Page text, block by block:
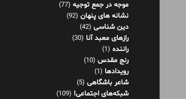
موجه در جمع توجیه (77)
نشانه های پنهان (92)
دین شناسی (42)
رازهای معبد آنا (30)
راننده (1)
رنج مقدس (10)
رویدادها (1)
شاعر باشگاهی (5)
شبکه‌های اجتماعی! (109)